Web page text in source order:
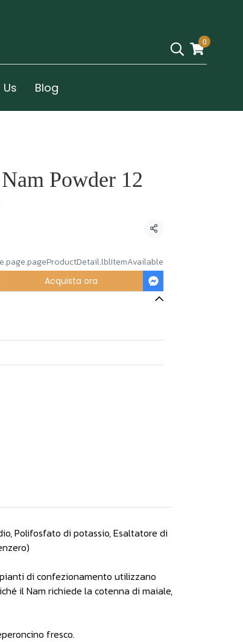
0
Blog
Powder 12
Condividi
Acquista ora
Polifosfato di potassio, Esaltatore di
di confezionamento utilizzano
il Nam richiede la cotenna di maiale,
fresco.